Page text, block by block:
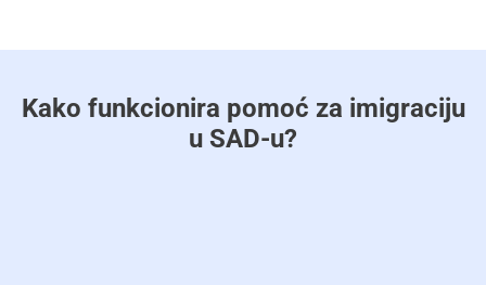
Kako funkcionira pomoć za imigraciju
u SAD-u?